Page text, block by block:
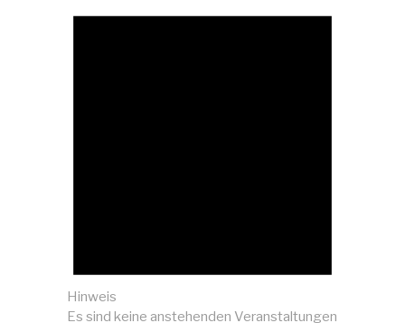
Hinweis
Es sind keine anstehenden Veranstaltungen